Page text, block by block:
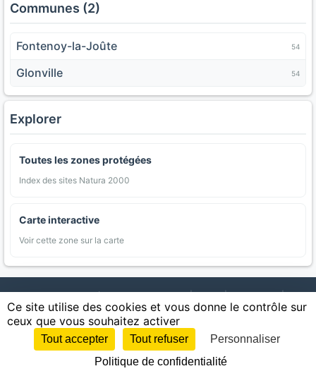
Communes (2)
Fontenoy-la-Joûte 54
Glonville 54
Explorer
Toutes les zones protégées
Index des sites Natura 2000
Carte interactive
Voir cette zone sur la carte
AgriMap — Données agricoles ouvertes | Carte | Communes |
Appellations | Regions | Cultures | Zones protégées | Forets |
Littoral | Espaces naturels | Statistiques
| Confidentialite | CGU | CGV Cookies
Sources : IGN, INSEE, Météo-France, SAFER, INRAE, BRGM, INAO, Ministère de
l'Agriculture
Ce site utilise des cookies et vous donne le contrôle sur
ceux que vous souhaitez activer
Tout accepter Tout refuser
Personnaliser
Politique de confidentialité